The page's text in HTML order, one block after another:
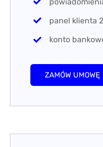
panel klienta
konto
ZAMÓW UMOWĘ